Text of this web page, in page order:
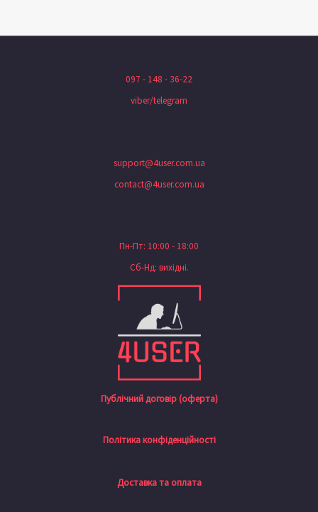
097 - 148 - 36-22
viber/telegram
support@4user.com.ua
contact@4user.com.ua
Пн-Пт: 10:00 - 18:00
Сб-Нд: вихідні.
Публічний договір (оферта)
Політика конфіденційності
Доставка та оплата